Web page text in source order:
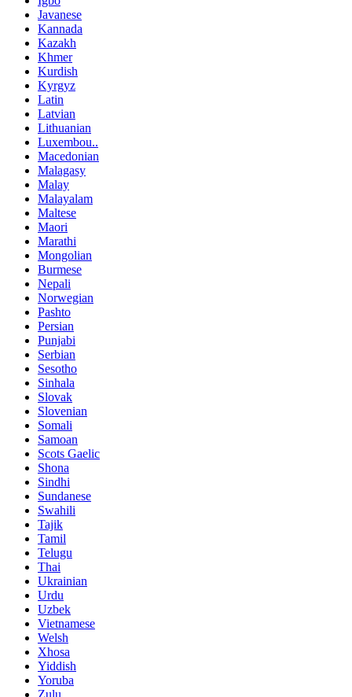
Javanese
Kannada
Kazakh
Khmer
Kurdish
Kyrgyz
Latin
Latvian
Lithuanian
Luxembou..
Macedonian
Malagasy
Malay
Malayalam
Maltese
Maori
Marathi
Mongolian
Burmese
Nepali
Norwegian
Pashto
Persian
Punjabi
Serbian
Sesotho
Sinhala
Slovak
Slovenian
Somali
Samoan
Scots Gaelic
Shona
Sindhi
Sundanese
Swahili
Tajik
Tamil
Telugu
Thai
Ukrainian
Urdu
Uzbek
Vietnamese
Welsh
Xhosa
Yiddish
Yoruba